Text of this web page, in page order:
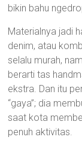
bikin bahu
Materialnya jadi
denim, atau
selalu murah,
berarti tas
ekstra. Dan itu
“gaya”; dia
saat kota
penuh aktivitas.